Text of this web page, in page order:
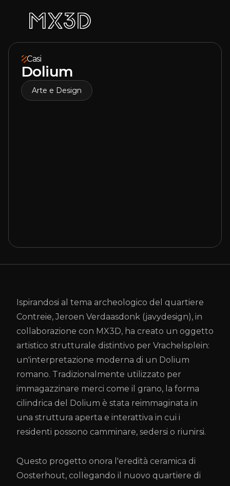
Casi
Dolium
Arte e Design
Ispirandosi al tema archeologico del quartiere
Contreie, Jeroen Verdaasdonk (javydesign), in
collaborazione con MX3D, ha creato un oggetto
artistico strutturale distintivo per Vrachelsplein:
un'interpretazione moderna di un Dolium
romano. Tradizionalmente utilizzato per
immagazzinare merci come il grano, la forma
cilindrica del Dolium è stata reimmaginata in
una struttura aperta e interattiva in cui i
residenti possono camminare, sedersi o riunirsi.
Questo progetto onora l'eredità ceramica di
Oosterhout, collegando il nuovo quartiere di